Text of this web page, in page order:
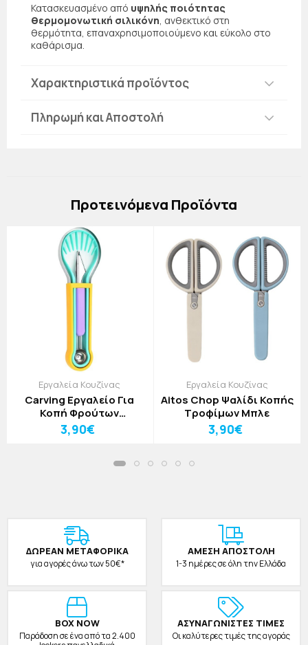
Κατασκευασμένο από υψηλής ποιότητας
θερμομονωτική σιλικόνη , ανθεκτικό στη
θερμότητα, επαναχρησιμοποιούμενο και εύκολο στο
καθάρισμα.
Χαρακτηριστικά προϊόντος
Πληρωμή και Αποστολή
Πρoτεινόμενα Προϊόντα
Εργαλεία Κουζίνας
Carving Εργαλείο Για
Κοπή Φρούτων
Τιρκουάζ- Κίτρινο
3,90€
Εργαλεία Κουζίνας
Aitos Chop Ψαλίδι Κοπής
Τροφίμων Μπλε
3,90€
ΔΩΡΕAΝ ΜΕΤΑΦΟΡΙΚΑ
για αγορές άνω των 50€*
ΑΜΕΣΗ ΑΠΟΣΤΟΛΗ
1-3 ημέρες σε όλη την Ελλάδα
BOX NOW
Παράδοση σε ένα από τα 2.400
ΑΣΥΝΑΓΩΝΙΣΤΕΣ ΤΙΜΕΣ
Οι καλύτερες τιμές της αγοράς